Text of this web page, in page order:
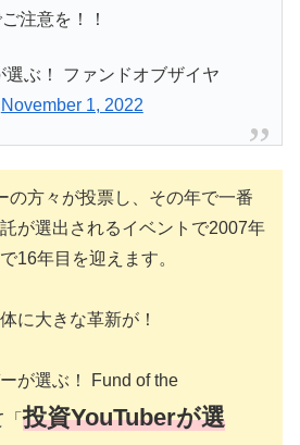
注意を！！
ぶ！ ファンドオブザイヤ
November 1, 2022
の方々が投票し、その年で一番
が選出されるイベントで2007年
16年目を迎えます。
に大きな革新が！
が選ぶ！ Fund of the
「投資YouTuberが選